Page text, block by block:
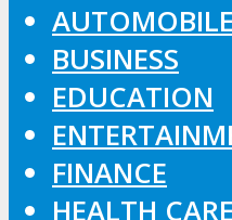
AUTOMOBILE
BUSINESS
EDUCATION
FINANCE
HEALTH CARE